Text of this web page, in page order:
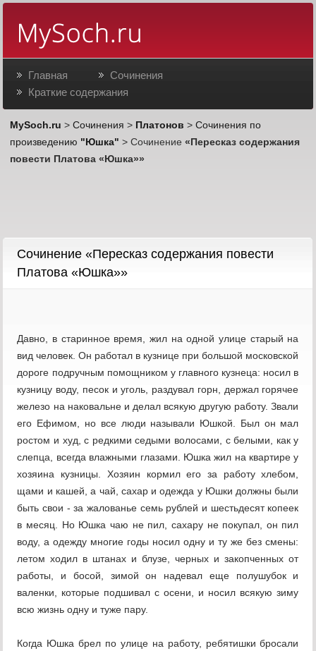
Главная
Сочинения
Краткие содержания
MySoch.ru >Сочинения > Платонов >Сочинения по
произведению "Юшка" > Сочинение«Пересказ содержания
повести Платова «Юшка»»
Cочинение «Пересказ содержания повести
Платова «Юшка»»
Давно, в старинное время, жил на одной улице старый на
вид человек. Он работал в кузнице при большой московской
дороге подручным помощником у главного кузнеца: носил в
кузницу воду, песок и уголь, раздувал горн, держал горячее
железо на наковальне и делал всякую другую работу. Звали
его Ефимом, но все люди называли Юшкой. Был он мал
ростом и худ, с редкими седыми волосами, с белыми, как у
слепца, всегда влажными глазами. Юшка жил на квартире у
хозяина кузницы. Хозяин кормил его за работу хлебом,
щами и кашей, а чай, сахар и одежда у Юшки должны были
быть свои - за жалованье семь рублей и шестьдесят копеек
в месяц. Но Юшка чаю не пил, сахару не покупал, он пил
воду, а одежду многие годы носил одну и ту же без смены:
летом ходил в штанах и блузе, черных и закопченных от
работы, и босой, зимой он надевал еще полушубок и
валенки, которые подшивал с осени, и носил всякую зиму
всю жизнь одну и туже пару.
Когда Юшка брел по улице на работу, ребятишки бросали